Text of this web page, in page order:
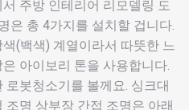
주방 인테리어 리모델링 도
은 총 4가지를 설치할 겁니다.
(백색) 계열이라서 따뜻한 느
아이보리 톤을 사용합니다.
로봇청소기를 볼께요. 싱크대
조명 상부장 간접 조명은 아래